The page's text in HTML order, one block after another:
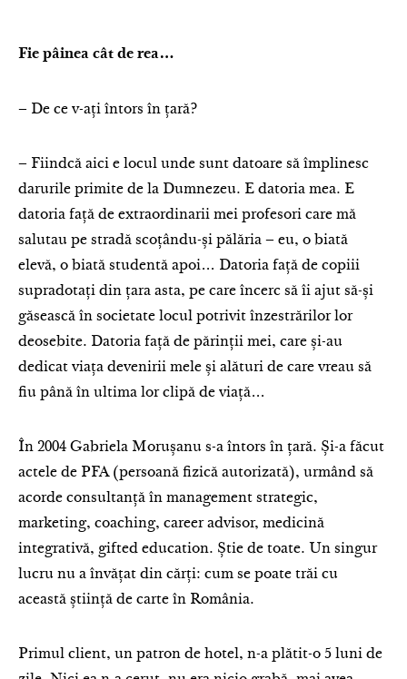
Fie pâinea cât de rea…
– De ce v-ați întors în țară?
– Fiindcă aici e locul unde sunt datoare să împlinesc
darurile primite de la Dumnezeu. E datoria mea. E
datoria față de extraordinarii mei profesori care mă
salutau pe stradă scoțându-și pălăria – eu, o biată
elevă, o biată studentă apoi… Datoria față de copiii
supradotați din țara asta, pe care încerc să îi ajut să-și
găsească în societate locul potrivit înzestrărilor lor
deosebite. Datoria față de părinții mei, care și-au
dedicat viața devenirii mele și alături de care vreau să
fiu până în ultima lor clipă de viață…
În 2004 Gabriela Morușanu s-a întors în țară. Și-a făcut
actele de PFA (persoană fizică autorizată), urmând să
acorde consultanță în management strategic,
marketing, coaching, career advisor, medicină
integrativă, gifted education. Știe de toate. Un singur
lucru nu a învățat din cărți: cum se poate trăi cu
această știință de carte în România.
Primul client, un patron de hotel, n-a plătit-o 5 luni de